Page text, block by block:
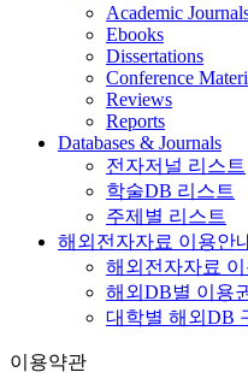
Academic
Ebooks
Dissertations
Conference
Reviews
Reports
Databases & Journals
전자저널 리스트
학술DB 리스트
주제별 리스트
해외전자자료 이용안
해외전자자료 이
해외DB별 이용
대학별 해외DB
이용약관